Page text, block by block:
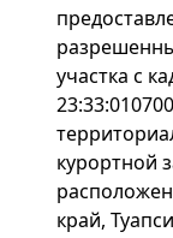
участка с
курортной
край,